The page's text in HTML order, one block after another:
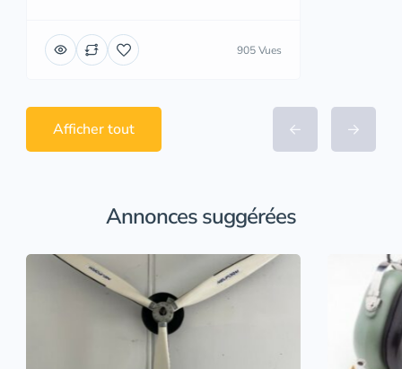
905 Vues
Afficher tout
Annonces suggérées